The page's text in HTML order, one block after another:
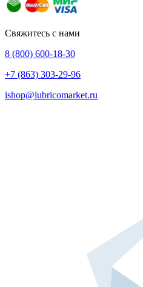
Свяжитесь с нами
8 (800) 600-18-30
+7 (863) 303-29-96
ishop@lubricomarket.ru